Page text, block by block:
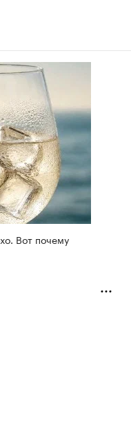
Вот почему